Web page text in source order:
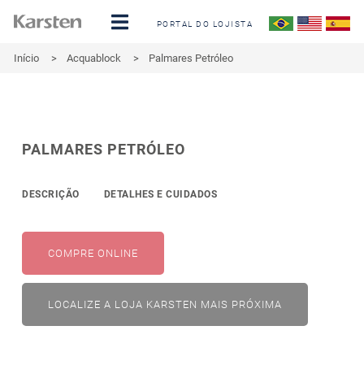
PORTAL DO LOJISTA
Início > Acquablock > Palmares Petróleo
PALMARES PETRÓLEO
DESCRIÇÃO DETALHES E CUIDADOS
COMPRE ONLINE
LOCALIZE A LOJA KARSTEN MAIS PRÓXIMA